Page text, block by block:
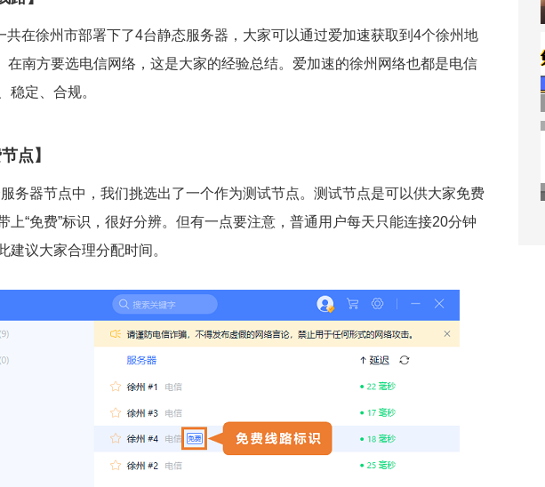
共在徐州市部署下了4台静态服务器，大家可以通过爱加速获取到4个徐州地
在南方要选电信网络，这是大家的经验总结。爱加速的徐州网络也都是电信
稳定、合规。
点】
务器节点中，我们挑选出了一个作为测试节点。测试节点是可以供大家免费
上“免费”标识，很好分辨。但有一点要注意，普通用户每天只能连接20分钟
建议大家合理分配时间。